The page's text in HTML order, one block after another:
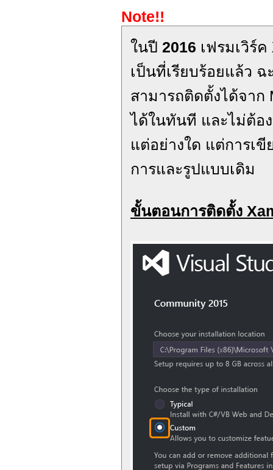
Note!!
ในปี 2016 เฟรมเวิร์ค
เป็นที่เรียบร้อยแล้ว
สามารถติดตั้งได้จาก
ได้ในทันที และไม่ต้อ
แต่อย่างใด แต่การเ
การและรูปแบบเดิม
ขั้นตอนการติดตั้ง